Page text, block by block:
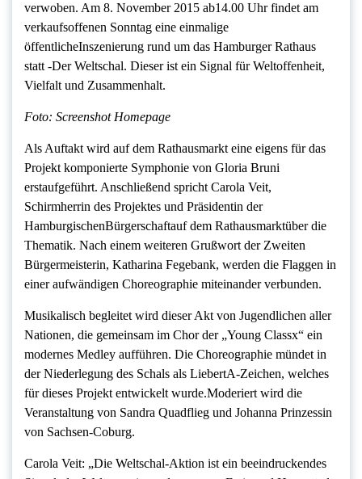
verwoben. Am 8. November 2015 ab14.00 Uhr findet am
verkaufsoffenen Sonntag eine einmalige
öffentlicheInszenierung rund um das Hamburger Rathaus
statt -Der Weltschal. Dieser ist ein Signal für Weltoffenheit,
Vielfalt und Zusammenhalt.
Foto: Screenshot Homepage
Als Auftakt wird auf dem Rathausmarkt eine eigens für das
Projekt komponierte Symphonie von Gloria Bruni
erstaufgeführt. Anschließend spricht Carola Veit,
Schirmherrin des Projektes und Präsidentin der
HamburgischenBürgerschaftauf dem Rathausmarktüber die
Thematik. Nach einem weiteren Grußwort der Zweiten
Bürgermeisterin, Katharina Fegebank, werden die Flaggen in
einer aufwändigen Choreographie miteinander verbunden.
Musikalisch begleitet wird dieser Akt von Jugendlichen aller
Nationen, die gemeinsam im Chor der „Young Classx“ ein
modernes Medley aufführen. Die Choreographie mündet in
der Niederlegung des Schals als LiebertA-Zeichen, welches
für dieses Projekt entwickelt wurde.Moderiert wird die
Veranstaltung von Sandra Quadflieg und Johanna Prinzessin
von Sachsen-Coburg.
Carola Veit: „Die Weltschal-Aktion ist ein beeindruckendes